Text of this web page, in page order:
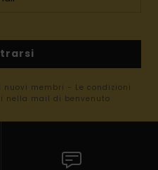
membri - Le condizioni
nella mail di benvenuto